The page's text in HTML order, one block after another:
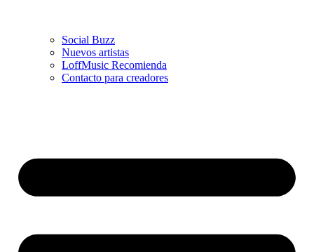
Social Buzz
Nuevos artistas
LoffMusic Recomienda
Contacto para creadores